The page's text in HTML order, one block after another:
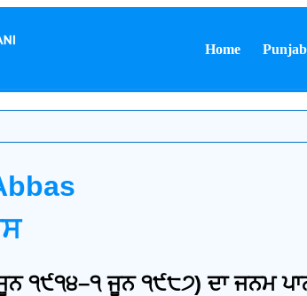
Home
੧੯੧੪–੧ ਜੂਨ ੧੯੮੭) ਦਾ ਜਨਮ